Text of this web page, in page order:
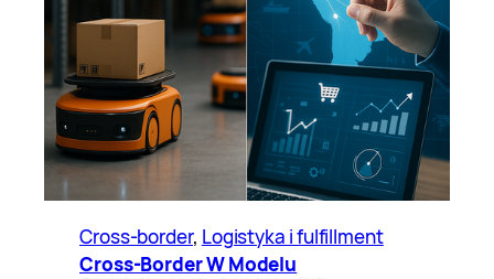
Cross-border, Logistyka i fulfillment
Cross-Border W Modelu